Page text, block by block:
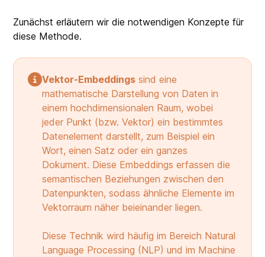
Zunächst erläutern wir die notwendigen Konzepte für
diese Methode.
Vektor-Embeddings sind eine
mathematische Darstellung von Daten in
einem hochdimensionalen Raum, wobei
jeder Punkt (bzw. Vektor) ein bestimmtes
Datenelement darstellt, zum Beispiel ein
Wort, einen Satz oder ein ganzes
Dokument. Diese Embeddings erfassen die
semantischen Beziehungen zwischen den
Datenpunkten, sodass ähnliche Elemente im
Vektorraum näher beieinander liegen.
Diese Technik wird häufig im Bereich Natural
Language Processing (NLP) und im Machine